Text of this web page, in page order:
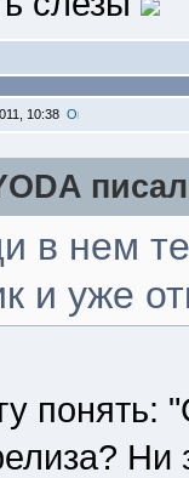
10:38
в нем
и уже
понять: